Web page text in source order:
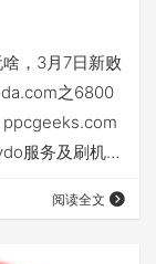
，3月7日新败
之6800
服务及刷机冒
阅读全文